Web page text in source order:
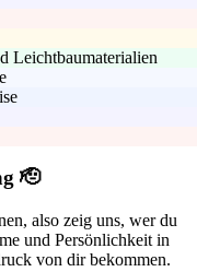
Leichtbaumaterialien
🫡
also zeig uns, wer du
und Persönlichkeit in
von dir bekommen.